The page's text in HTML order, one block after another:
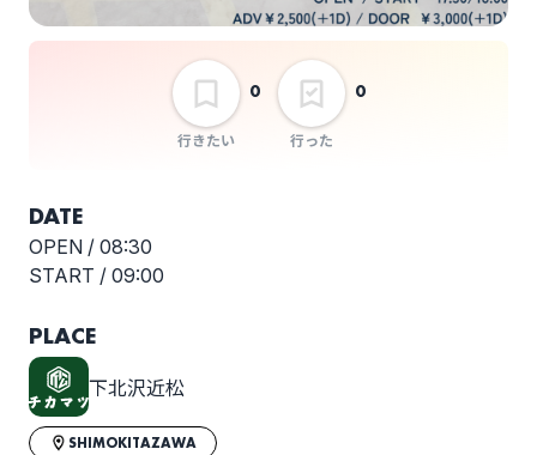
行きたい
0
行った
0
DATE
OPEN / 08:30
START / 09:00
PLACE
下北沢近松
SHIMOKITAZAWA